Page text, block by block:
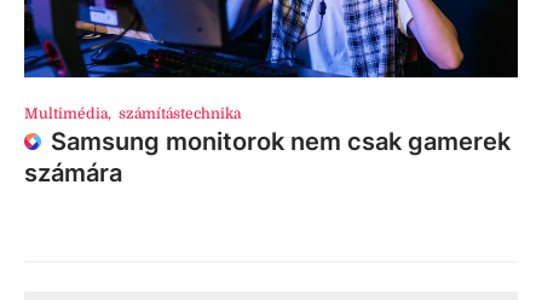
Multimédia, számítástechnika
Samsung monitorok nem csak gamerek
számára